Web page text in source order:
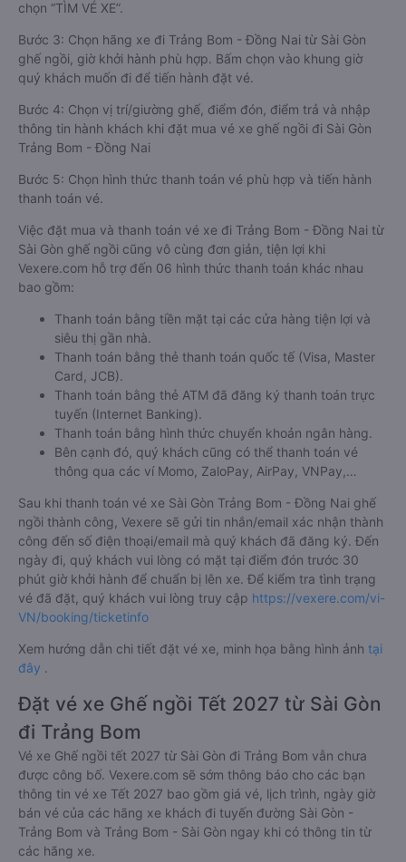
chọn “TÌM VÉ XE”.
Bước 3: Chọn hãng xe đi Trảng Bom - Đồng Nai từ Sài Gòn
ghế ngồi, giờ khởi hành phù hợp. Bấm chọn vào khung giờ
quý khách muốn đi để tiến hành đặt vé.
Bước 4: Chọn vị trí/giường ghế, điểm đón, điểm trả và nhập
thông tin hành khách khi đặt mua vé xe ghế ngồi đi Sài Gòn
Trảng Bom - Đồng Nai
Bước 5: Chọn hình thức thanh toán vé phù hợp và tiến hành
thanh toán vé.
Việc đặt mua và thanh toán vé xe đi Trảng Bom - Đồng Nai từ
Sài Gòn ghế ngồi cũng vô cùng đơn giản, tiện lợi khi
Vexere.com hỗ trợ đến 06 hình thức thanh toán khác nhau
bao gồm:
Thanh toán bằng tiền mặt tại các cửa hàng tiện lợi và
siêu thị gần nhà.
Thanh toán bằng thẻ thanh toán quốc tế (Visa, Master
Card, JCB).
Thanh toán bằng thẻ ATM đã đăng ký thanh toán trực
tuyến (Internet Banking).
Thanh toán bằng hình thức chuyển khoản ngân hàng.
Bên cạnh đó, quý khách cũng có thể thanh toán vé
thông qua các ví Momo, ZaloPay, AirPay, VNPay,…
Sau khi thanh toán vé xe Sài Gòn Trảng Bom - Đồng Nai ghế
ngồi thành công, Vexere sẽ gửi tin nhắn/email xác nhận thành
công đến số điện thoại/email mà quý khách đã đăng ký. Đến
ngày đi, quý khách vui lòng có mặt tại điểm đón trước 30
phút giờ khởi hành để chuẩn bị lên xe. Để kiểm tra tình trạng
vé đã đặt, quý khách vui lòng truy cập https://vexere.com/vi-
VN/booking/ticketinfo
Xem hướng dẫn chi tiết đặt vé xe, minh họa bằng hình ảnh tại
đây .
Đặt vé xe Ghế ngồi Tết 2027 từ Sài Gòn
đi Trảng Bom
Vé xe Ghế ngồi tết 2027 từ Sài Gòn đi Trảng Bom vẫn chưa
được công bố. Vexere.com sẽ sớm thông báo cho các bạn
thông tin vé xe Tết 2027 bao gồm giá vé, lịch trình, ngày giờ
bán vé của các hãng xe khách đi tuyến đường Sài Gòn -
Trảng Bom và Trảng Bom - Sài Gòn ngay khi có thông tin từ
các hãng xe.